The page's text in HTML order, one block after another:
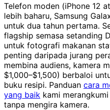
Telefon moden (iPhone 12
lebih baharu, Samsung
untuk dua tahun pertama.
flagship semasa setanding
untuk fotografi makanan
penting daripada jurang
membina audiens, kamera
$1,000–$1,500) berbaloi
buku resipi. Panduan cara
yang baik kami
tanpa mengira kamera.